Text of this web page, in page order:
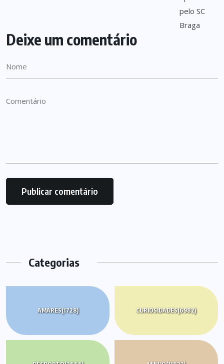
Deixe um comentário
Categorias
AMARES(1728) CURIOSIDADES(6982)